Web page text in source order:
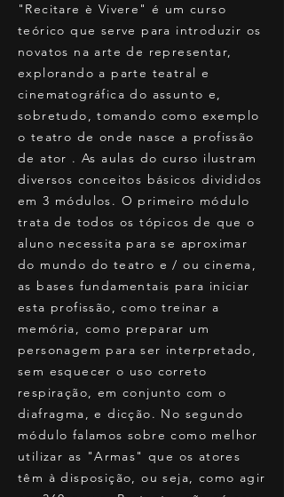
"Recitare è Vivere" é um curso
teórico que serve para introduzir os
novatos na arte de representar,
explorando a parte teatral e
cinematográfica do assunto e,
sobretudo, tomando como exemplo
o teatro de onde nasce a profissão
de ator . As aulas do curso ilustram
diversos conceitos básicos divididos
em 3 módulos. O primeiro módulo
trata de todos os tópicos de que o
aluno necessita para se aproximar
do mundo do teatro e / ou cinema,
as bases fundamentais para iniciar
esta profissão, como treinar a
memória, como preparar um
personagem para ser interpretado,
sem esquecer o uso correto
respiração, em conjunto com o
diafragma, e dicção. No segundo
módulo falamos sobre como melhor
utilizar as "Armas" que os atores
têm à disposição, ou seja, como agir